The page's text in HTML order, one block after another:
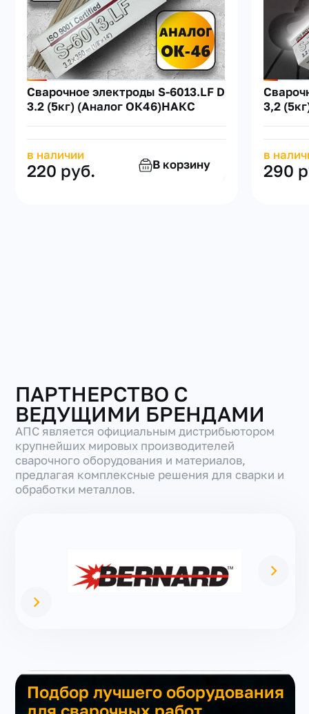
Сварочное электроды S-6013.LF D
3.2 (5кг) (Аналог ОК46)НАКС
в наличии
220 руб. В корзину
3,2
в
290
ПАРТНЕРСТВО С
ВЕДУЩИМИ БРЕНДАМИ
АПС является официальным дистрибьютором
крупнейших мировых производителей
сварочного оборудования и материалов,
предлагая комплексные решения для сварки и
обработки металлов.
Подбор лучшего оборудования